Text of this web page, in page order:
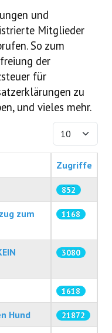
und
Mitglieder
So zum
der
für
zu
und vieles mehr.
Anzeige #
Zugriffe
852
zum
1168
3080
1618
Hund 21872